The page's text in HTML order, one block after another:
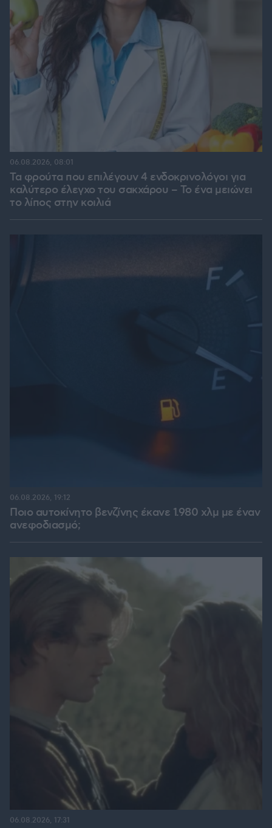
Τα φρούτα που επιλέγουν 4 ενδοκρινολόγοι για
καλύτερο έλεγχο του σακχάρου – Το ένα μειώνει
το λίπος στην κοιλιά
06.08.2026, 08:01
Ποιο αυτοκίνητο βενζίνης έκανε 1.980 χλμ με έναν
ανεφοδιασμό;
06.08.2026, 19:12
06.08.2026, 17:31